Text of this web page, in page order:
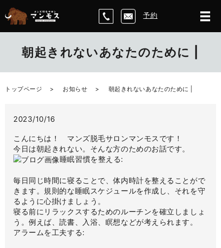
予約
朝起きれないあなたのために |
トップページ お知らせ 朝起きれないあなたのために |
2023/10/16
こんにちは！ マンズ脱毛サロンマンモスです！
今日は朝起きれない。そんな方のためのお話です。
睡眠習慣を整える:
毎日同じ時間に寝ることで、体内時計を整えることがで
きます。規則的な睡眠スケジュールを作成し、それを守
るように心掛けましょう。
寝る前にリラックスするためのルーチンを確立しましょ
う。例えば、読書、入浴、瞑想などが考えられます。
アラームを工夫する: